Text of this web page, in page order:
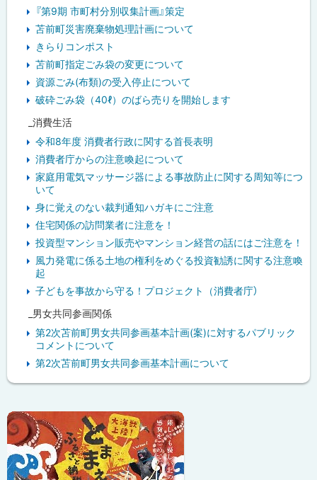
『第9期 市町村分別収集計画』策定
苫前町災害廃棄物処理計画について
きらりコンポスト
苫前町指定ごみ袋の変更について
資源ごみ(布類)の受入停止について
破砕ごみ袋（40ℓ）のばら売りを開始します
_消費生活
令和8年度 消費者行政に関する首長表明
消費者庁からの注意喚起について
家庭用電気マッサージ器による事故防止に関する周知等につ
いて
身に覚えのない裁判通知ハガキにご注意
住宅関係の訪問業者に注意を！
投資型マンション販売やマンション経営の話にはご注意を！
風力発電に係る土地の権利をめぐる投資勧誘に関する注意喚
起
子どもを事故から守る！プロジェクト（消費者庁）
_男女共同参画関係
第2次苫前町男女共同参画基本計画(案)に対するパブリック
コメントについて
第2次苫前町男女共同参画基本計画について
ッ
ク
ア